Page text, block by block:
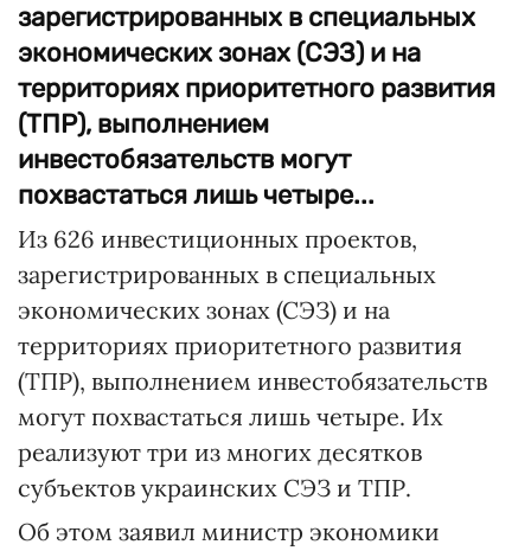
зарегистрированных в специальных
экономических зонах (СЭЗ) и на
территориях приоритетного развития
(ТПР), выполнением
инвестобязательств могут
похвастаться лишь четыре...
Из 626 инвестиционных проектов,
зарегистрированных в специальных
экономических зонах (СЭЗ) и на
территориях приоритетного развития
(ТПР), выполнением инвестобязательств
могут похвастаться лишь четыре. Их
реализуют три из многих десятков
субъектов украинских СЭЗ и ТПР.
Об этом заявил министр экономики